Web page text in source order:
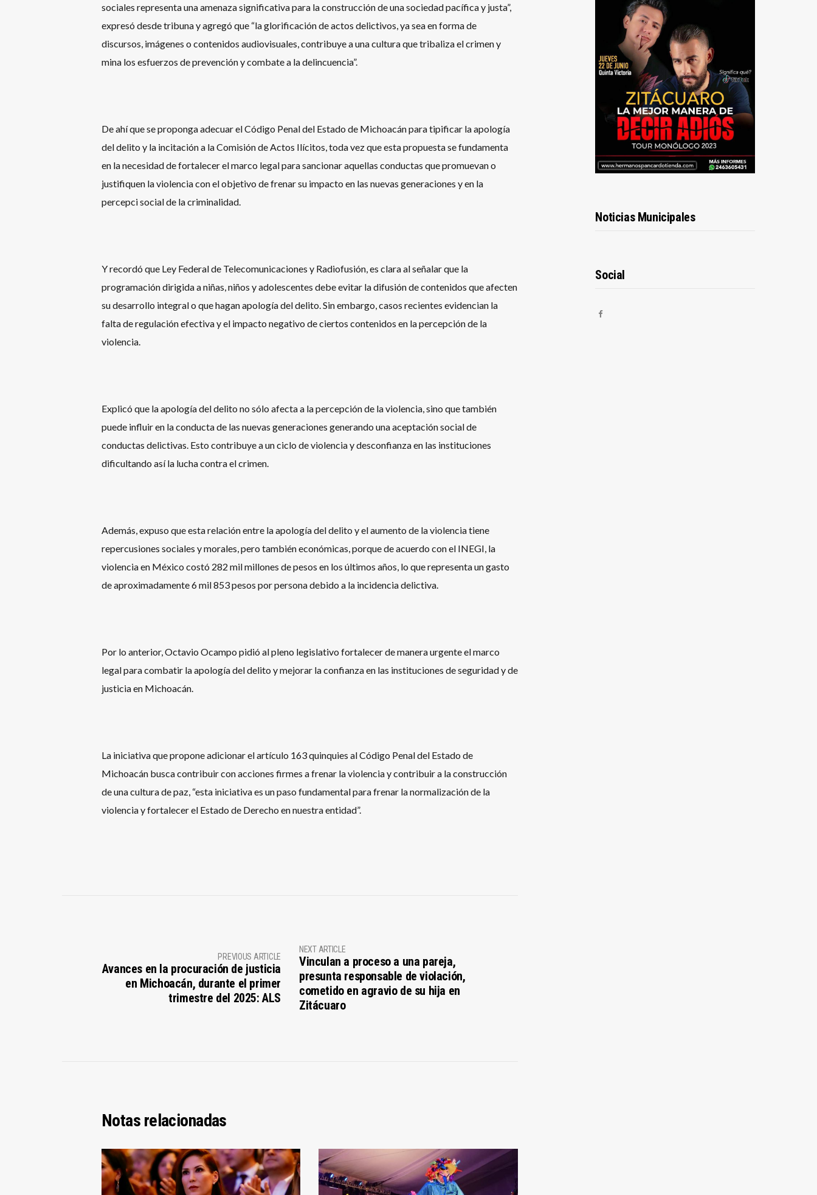
sociales representa una amenaza significativa para la construcción de una sociedad pacífica y justa”,
expresó desde tribuna y agregó que “la glorificación de actos delictivos, ya sea en forma de
discursos, imágenes o contenidos audiovisuales, contribuye a una cultura que tribaliza el crimen y
mina los esfuerzos de prevención y combate a la delincuencia”.
De ahí que se proponga adecuar el Código Penal del Estado de Michoacán para tipificar la apología
del delito y la incitación a la Comisión de Actos Ilícitos, toda vez que esta propuesta se fundamenta
en la necesidad de fortalecer el marco legal para sancionar aquellas conductas que promuevan o
justifiquen la violencia con el objetivo de frenar su impacto en las nuevas generaciones y en la
percepci social de la criminalidad.
Y recordó que Ley Federal de Telecomunicaciones y Radiofusión, es clara al señalar que la
programación dirigida a niñas, niños y adolescentes debe evitar la difusión de contenidos que afecten
su desarrollo integral o que hagan apología del delito. Sin embargo, casos recientes evidencian la
falta de regulación efectiva y el impacto negativo de ciertos contenidos en la percepción de la
violencia.
Explicó que la apología del delito no sólo afecta a la percepción de la violencia, sino que también
puede influir en la conducta de las nuevas generaciones generando una aceptación social de
conductas delictivas. Esto contribuye a un ciclo de violencia y desconfianza en las instituciones
dificultando así la lucha contra el crimen.
Además, expuso que esta relación entre la apología del delito y el aumento de la violencia tiene
repercusiones sociales y morales, pero también económicas, porque de acuerdo con el INEGI, la
violencia en México costó 282 mil millones de pesos en los últimos años, lo que representa un gasto
de aproximadamente 6 mil 853 pesos por persona debido a la incidencia delictiva.
Por lo anterior, Octavio Ocampo pidió al pleno legislativo fortalecer de manera urgente el marco
legal para combatir la apología del delito y mejorar la confianza en las instituciones de seguridad y de
justicia en Michoacán.
La iniciativa que propone adicionar el artículo 163 quinquies al Código Penal del Estado de
Michoacán busca contribuir con acciones firmes a frenar la violencia y contribuir a la construcción
de una cultura de paz, “esta iniciativa es un paso fundamental para frenar la normalización de la
violencia y fortalecer el Estado de Derecho en nuestra entidad”.
PREVIOUS ARTICLE
Avances en la procuración de justicia
en Michoacán, durante el primer
trimestre del 2025: ALS
NEXT ARTICLE
Vinculan a proceso a una pareja,
presunta responsable de violación,
cometido en agravio de su hija en
Zitácuaro
Notas relacionadas
Noticias Municipales
Social